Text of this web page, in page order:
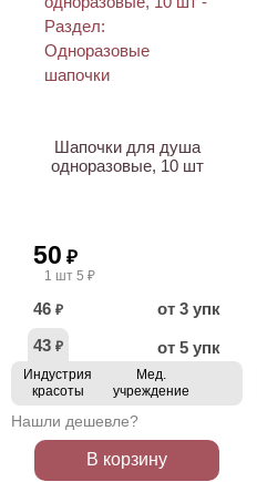
Шапочки для душа
одноразовые, 10 шт
50 ₽
1 шт 5 ₽
46 ₽
от 3 упк
43 ₽ от 5 упк
Индустрия
красоты
Мед.
учреждение
Нашли дешевле?
В корзину